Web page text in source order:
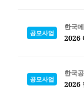
공모사업
한국
2026
공모사업
한국
2026